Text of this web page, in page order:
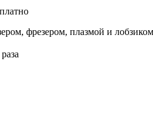
фрезером, плазмой и